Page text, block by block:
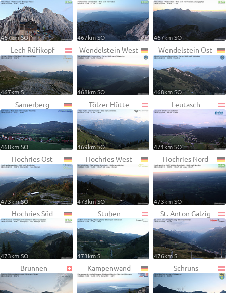
467km SO 467km SO 467km SO
Lech Rüfikopf
467km S
Wendelstein West
468km SO
Wendelstein Ost
468km SO
Samerberg
468km SO
Tölzer Hütte
469km SO
Leutasch
471km SO
Hochries Ost
473km SO
Hochries West
473km SO
Hochries Nord
473km SO
Hochries Süd
473km SO
Stuben
473km S
St. Anton Galzig
476km S
Brunnen Kampenwand Schruns